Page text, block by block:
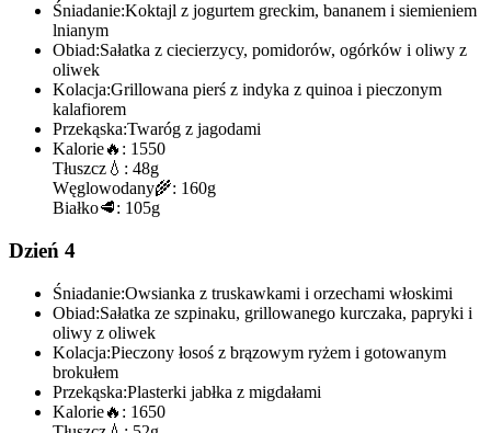
Śniadanie:Koktajl z jogurtem greckim, bananem i siemieniem
lnianym
Obiad:Sałatka z ciecierzycy, pomidorów, ogórków i oliwy z
oliwek
Kolacja:Grillowana pierś z indyka z quinoa i pieczonym
kalafiorem
Przekąska:Twaróg z jagodami
Kalorie🔥: 1550
Tłuszcz 💧: 48g
Węglowodany🌾: 160g
Białko🥩: 105g
Dzień 4
Śniadanie:Owsianka z truskawkami i orzechami włoskimi
Obiad:Sałatka ze szpinaku, grillowanego kurczaka, papryki i
oliwy z oliwek
Kolacja:Pieczony łosoś z brązowym ryżem i gotowanym
brokułem
Przekąska:Plasterki jabłka z migdałami
Kalorie🔥: 1650